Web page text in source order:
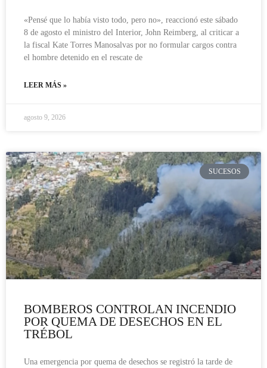
«Pensé que lo había visto todo, pero no», reaccionó este sábado
8 de agosto el ministro del Interior, John Reimberg, al criticar a
la fiscal Kate Torres Manosalvas por no formular cargos contra
el hombre detenido en el rescate de
LEER MÁS »
agosto 9, 2026
SUCESOS
BOMBEROS CONTROLAN INCENDIO
POR QUEMA DE DESECHOS EN EL
TRÉBOL
Una emergencia por quema de desechos se registró la tarde de